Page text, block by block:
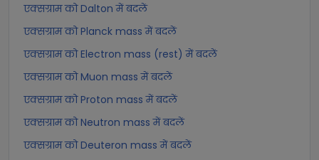
एक्सग्राम को Dalton में बदलें
एक्सग्राम को Planck mass में बदलें
एक्सग्राम को Electron mass (rest) में बदलें
एक्सग्राम को Muon mass में बदलें
एक्सग्राम को Proton mass में बदलें
एक्सग्राम को Neutron mass में बदलें
एक्सग्राम को Deuteron mass में बदलें